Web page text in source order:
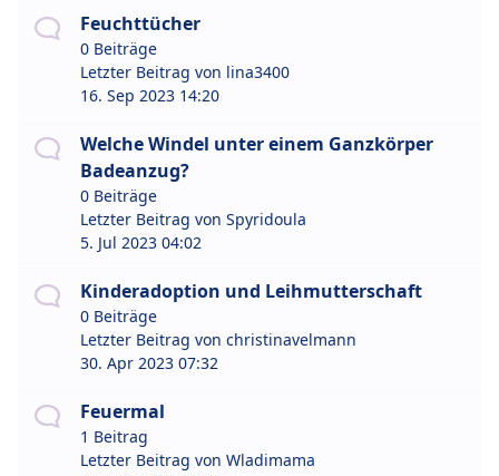
Feuchttücher
0 Beiträge
Letzter Beitrag von lina3400
16. Sep 2023 14:20
Welche Windel unter einem Ganzkörper
Badeanzug?
0 Beiträge
Letzter Beitrag von Spyridoula
5. Jul 2023 04:02
Kinderadoption und Leihmutterschaft
0 Beiträge
Letzter Beitrag von christinavelmann
30. Apr 2023 07:32
Feuermal
1 Beitrag
Letzter Beitrag von Wladimama